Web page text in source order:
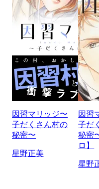
因習マリッジ〜
子だくさん村の
秘密〜
星野正美
因習
子だ
秘密
ロ】
星野